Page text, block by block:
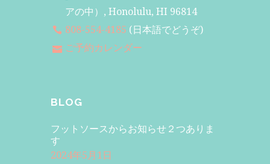
アの中）, Honolulu, HI 96814
808-554-4185 (日本語でどうぞ)
ご予約カレンダー
BLOG
フットソースからお知らせ２つありま
す
2024年5月1日